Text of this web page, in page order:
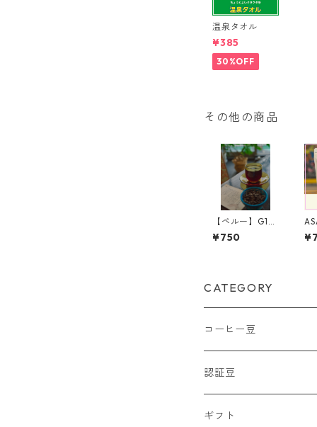
温泉タオル
¥385
30%OFF
その他の商品
【ペルー】G1
チャンチャマ
ヨ ウォッシュ
¥750
CATEGORY
コーヒー豆
シングルオリジン
中米・南米
ブレンド
認証豆
フェアトレード認証
ギフト